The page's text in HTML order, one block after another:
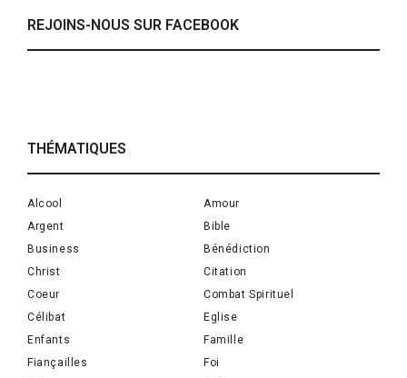
REJOINS-NOUS SUR FACEBOOK
THÉMATIQUES
Alcool
Amour
Argent
Bible
Business
Bénédiction
Christ
Citation
Coeur
Combat Spirituel
Célibat
Eglise
Enfants
Famille
Fiançailles
Foi